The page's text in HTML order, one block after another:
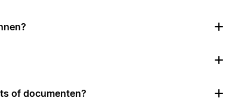
of documenten?